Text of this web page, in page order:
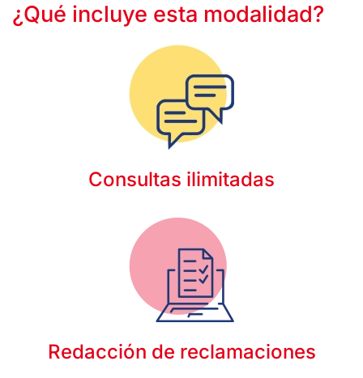
¿Qué incluye esta modalidad?
Consultas ilimitadas
Redacción de reclamaciones